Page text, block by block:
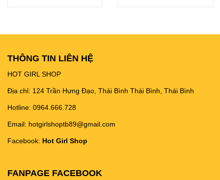
THÔNG TIN LIÊN HỆ
HOT GIRL SHOP
Địa chỉ: 124 Trần Hưng Đạo, Thái Bình Thái Bình, Thái Bình
Hotline: 0964.666.728
Email: hotgirlshoptb89@gmail.com
Facebook: Hot Girl Shop
FANPAGE FACEBOOK